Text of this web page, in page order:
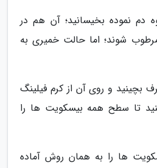
دم نموده بخیسانید؛ آن هم در
شوند؛ اما حالت خمیری به
بچینید و روی آن از کرم فیلینگ
تا سطح همه بیسکویت ها را
ها را به همان روش آماده